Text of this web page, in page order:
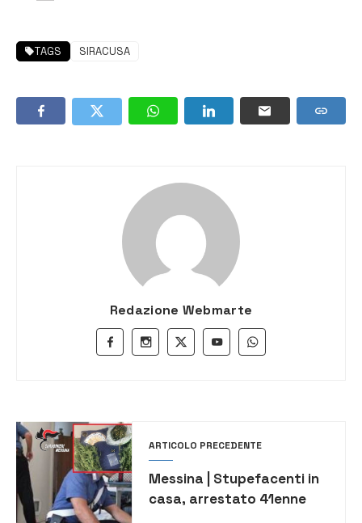
TAGS SIRACUSA
Redazione Webmarte
ARTICOLO PRECEDENTE
Messina | Stupefacenti in
casa, arrestato 41enne